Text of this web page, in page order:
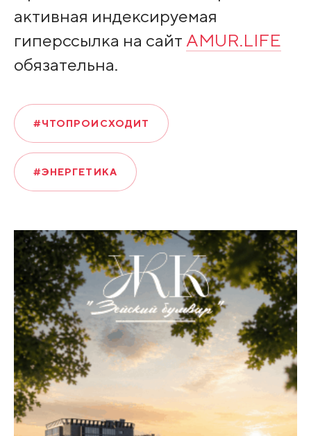
активная индексируемая
гиперссылка на сайт AMUR.LIFE
обязательна.
#ЧТОПРОИСХОДИТ
#ЭНЕРГЕТИКА